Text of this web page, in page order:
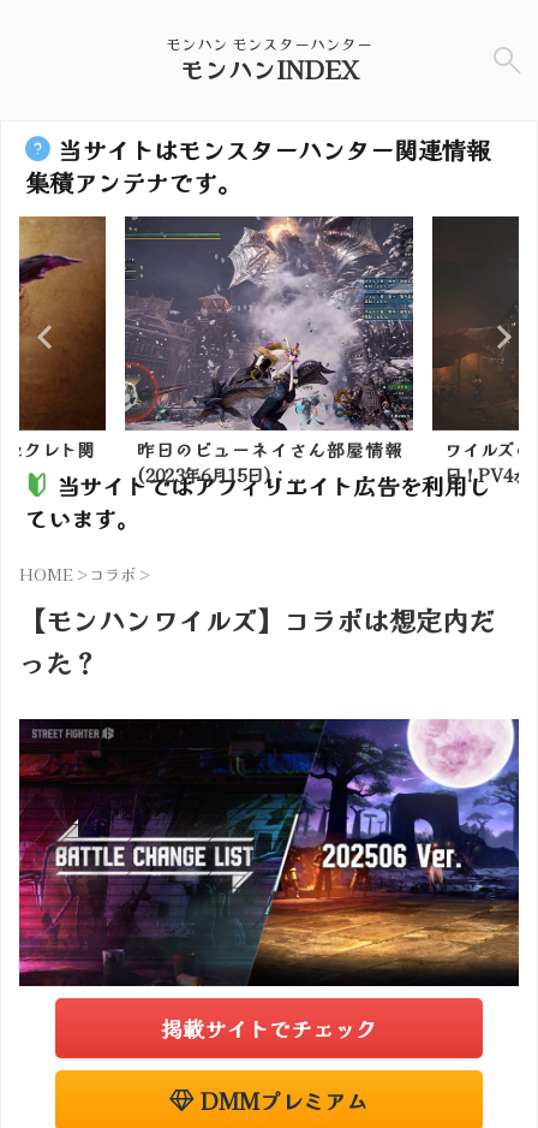
モンハン モンスターハンター
モンハンINDEX
当サイトはモンスターハンター関連情報
集積アンテナです。
クレト関
昨日のビューネイさん部屋情報
(2023年6月15日)：...
ワイルズ
日！PV4が
当サイトではアフィリエイト広告を利用し
ています。
HOME >コラボ >
【モンハンワイルズ】コラボは想定内だ
った？
掲載サイトでチェック
DMMプレミアム